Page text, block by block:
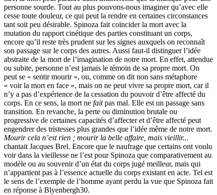
personne sourde. Tout au plus pouvons-nous imaginer qu’avec elle
cesse toute douleur, ce qui peut la rendre en certaines circonstances
tant soit peu désirable. Spinoza fait coïncider la mort avec la
mutation du rapport cinétique des parties constituant un corps,
encore qu’il reste très prudent sur les signes auxquels on reconnaît
son passage sur le corps des autres. Aussi faut-il distinguer l’idée
abstraite de la mort de l’imagination de notre mort. En effet, attendue
ou subite, personne n’est jamais le témoin de sa propre mort. On
peut se « sentir mourir », ou, comme on dit non sans métaphore
« voir la mort en face », mais on ne peut vivre sa propre mort, car il
n’y a pas d’expérience de la cessation du pouvoir d’être affecté du
corps. En ce sens, la mort ne faitpas mal. Elle est un passage sans
transition. En revanche, la perte ou diminution brutale ou
progressive de certaines capacités d’affecter et d’être affecté peut
engendrer des tristesses plus grandes que l’idée même de notre mort.
Mourir cela n’est rien ; mourir la belle affaire, mais vieillir...
chantait Jacques Brel. Encore que le naufrage que certains ont voulu
voir dans la vieillesse ne l’est pour Spinoza que comparativement au
modèle ou au souvenir d’un état du corps jugé meilleur, mais qui
n’appartient pas à l’essence actuelle du corps existant en acte. Tel est
le sens de l’exemple de l’homme ayant perdu la vue que Spinoza fait
en réponse à Blyenbergh30.